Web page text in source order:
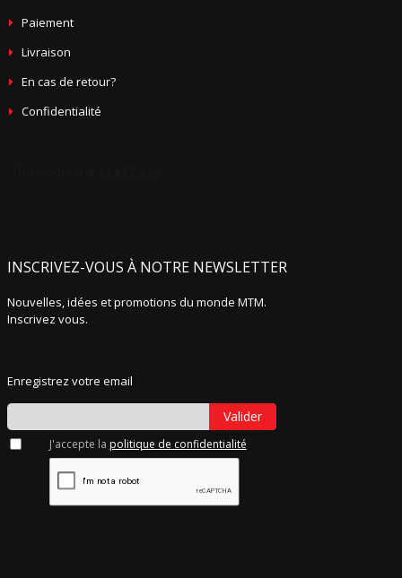
Paiement
Livraison
En cas de retour?
Confidentialité
INSCRIVEZ-VOUS À NOTRE NEWSLETTER
Nouvelles, idées et promotions du monde MTM.
Inscrivez vous.
Enregistrez votre email
Valider
J'accepte la politique de confidentialité